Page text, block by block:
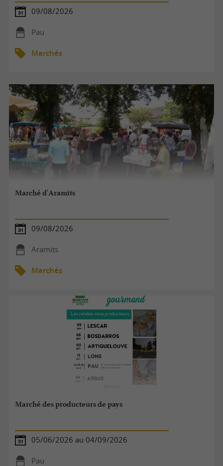
09/08/2026
Pau
Marchés
Marché d'Aramits
09/08/2026
Aramits
Marchés
Marché des producteurs de pays
05/06/2026 au 04/09/2026
Pau